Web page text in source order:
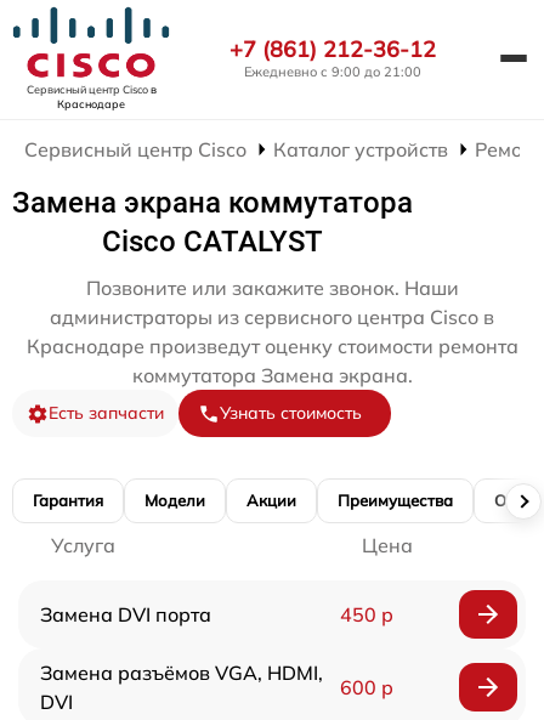
Сервисный центр Ciscoв
Краснодаре
+7 (861) 212-36-12
Ежедневно с 9:00 до 21:00
Сервисный центр Cisco Каталог устройств
Замена экрана коммутатора
Cisco CATALYST
Позвоните или закажите звонок. Наши
администраторы из сервисного центра Cisco в
Краснодаре произведут оценку стоимости ремонта
коммутатора Замена экрана.
Есть запчасти Узнать стоимость
Гарантия Модели Акции Преимущества
Услуга Цена
Замена DVI порта 450 р
Замена разъёмов VGA, HDMI,
DVI
600 р